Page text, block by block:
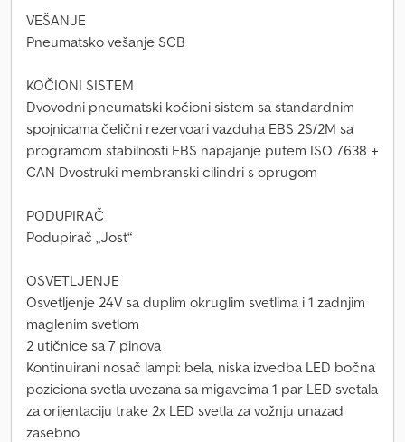
VEŠANJE
Pneumatsko vešanje SCB
KOČIONI SISTEM
Dvovodni pneumatski kočioni sistem sa standardnim
spojnicama čelični rezervoari vazduha EBS 2S/2M sa
programom stabilnosti EBS napajanje putem ISO 7638 +
CAN Dvostruki membranski cilindri s oprugom
PODUPIRAČ
Podupirač „Jost“
OSVETLJENJE
Osvetljenje 24V sa duplim okruglim svetlima i 1 zadnjim
maglenim svetlom
2 utičnice sa 7 pinova
Kontinuirani nosač lampi: bela, niska izvedba LED bočna
poziciona svetla uvezana sa migavcima 1 par LED svetala
za orijentaciju trake 2x LED svetla za vožnju unazad
zasebno